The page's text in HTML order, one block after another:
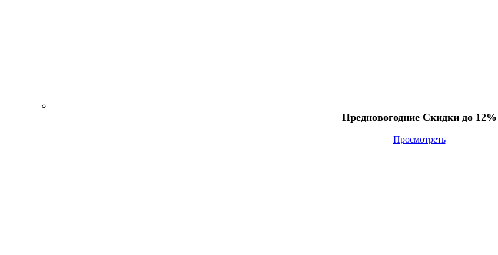
Предновогодние Скидки до 12%
Просмотреть